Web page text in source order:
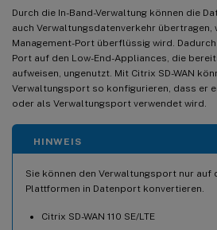
Durch die In-Band-Verwaltung können die
auch Verwaltungsdatenverkehr
Management-Port überflüssig wird.
Port auf den Low-End-Appliances, die
aufweisen, ungenutzt. Mit Citrix SD-WAN
Verwaltungsport so konfigurieren, dass er
oder als Verwaltungsport verwendet wird.
HINWEIS
Sie können den Verwaltungsport nur auf
Plattformen in Datenport konvertieren.
Citrix SD-WAN 110 SE/LTE